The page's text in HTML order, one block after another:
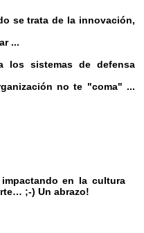
se trata de la innovación,
...
los sistemas de defensa
no te "coma" ...
en la cultura
;-) Un abrazo!